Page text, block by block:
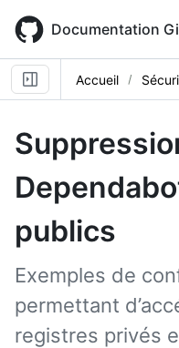
main
content
Documentation
Accueil
publics
Exemples de
permettant
registres privés